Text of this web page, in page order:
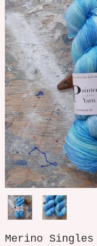
Merino